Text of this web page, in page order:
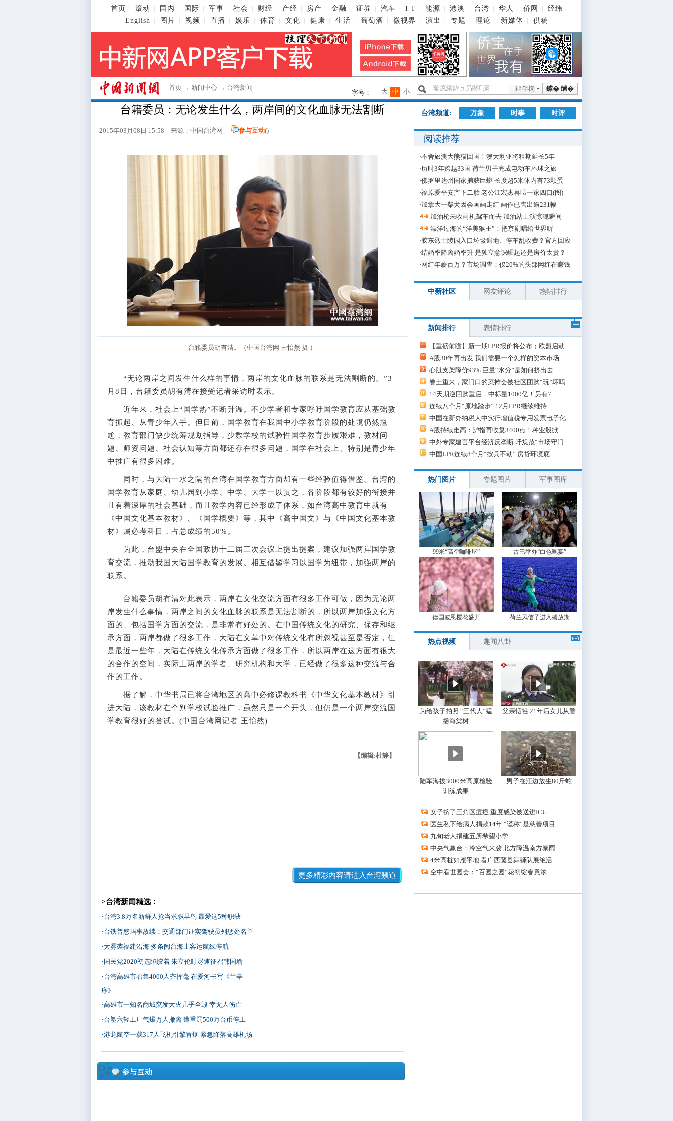
首页 滚动 国内 国际 军事 社会 财经 产经 房产 金融 证券 汽车 I T 能源 港澳 台湾 华人 侨网
经纬
English
图片 视频 直播 娱乐 体育 文化 健康 生活 葡萄酒 微视界 演出 专题 理论 新媒体 供稿
首页 → 新闻中心 → 台湾新闻 鎼� 绱�
鏂伴椈
字号： 小
中
大
台籍委员：无论发生什么，两岸间的文化血脉无法割断
2015年03月08日 15:58 来源：中国台湾网 参与互动()
台籍委员胡有清。（中国台湾网 王怡然 摄 ）
“无论两岸之间发生什么样的事情，两岸的文化血脉的联系是无法割断的。”3
月8日，台籍委员胡有清在接受记者采访时表示。
近年来，社会上“国学热”不断升温。不少学者和专家呼吁国学教育应从基础教
育抓起、从青少年入手。但目前，国学教育在我国中小学教育阶段的处境仍然尴
尬，教育部门缺少统筹规划指导，少数学校的试验性国学教育步履艰难，教材问
题、师资问题、社会认知等方面都还存在很多问题，国学在社会上、特别是青少年
中推广有很多困难。
同时，与大陆一水之隔的台湾在国学教育方面却有一些经验值得借鉴。台湾的
国学教育从家庭、幼儿园到小学、中学、大学一以贯之，各阶段都有较好的衔接并
且有着深厚的社会基础，而且教学内容已经形成了体系，如台湾高中教育中就有
《中国文化基本教材》、《国学概要》等，其中《高中国文》与《中国文化基本教
材》属必考科目，占总成绩的50%。
为此，台盟中央在全国政协十二届三次会议上提出提案，建议加强两岸国学教
育交流，推动我国大陆国学教育的发展。相互借鉴学习以国学为纽带，加强两岸的
联系。
台籍委员胡有清对此表示，两岸在文化交流方面有很多工作可做，因为无论两
岸发生什么事情，两岸之间的文化血脉的联系是无法割断的，所以两岸加强文化方
面的、包括国学方面的交流，是非常有好处的。在中国传统文化的研究、保存和继
承方面，两岸都做了很多工作，大陆在文革中对传统文化有所忽视甚至是否定，但
是最近一些年，大陆在传统文化传承方面做了很多工作，所以两岸在这方面有很大
的合作的空间，实际上两岸的学者、研究机构和大学，已经做了很多这种交流与合
作的工作。
据了解，中华书局已将台湾地区的高中必修课教科书《中华文化基本教材》引
进大陆，该教材在个别学校试验推广，虽然只是一个开头，但仍是一个两岸交流国
学教育很好的尝试。(中国台湾网记者 王怡然)
【编辑:杜静】
更多精彩内容请进入台湾频道
>台湾新闻精选：
·台湾3.8万名新鲜人抢当求职早鸟 最爱这5种职缺
·台铁普悠玛事故续：交通部门证实驾驶员列惩处名单
·大雾袭福建沿海 多条闽台海上客运航线停航
·国民党2020初选陷胶着 朱立伦吁尽速征召韩国瑜
·台湾高雄市召集4000人齐挥毫 在爱河书写《兰亭
序》
·高雄市一知名商城突发大火几乎全毁 幸无人伤亡
·台塑六轻工厂气爆万人撤离 遭重罚500万台币停工
·港龙航空一载317人飞机引擎冒烟 紧急降落高雄机场
台湾频道: 万象 时事 时评
阅读推荐
·不舍旅澳大熊猫回国！澳大利亚将租期延长5年
·历时3年跨越33国 荷兰男子完成电动车环球之旅
·佛罗里达州国家捕获巨蟒 长度超5米体内有73颗蛋
·福原爱平安产下二胎 老公江宏杰喜晒一家四口(图)
·加拿大一柴犬因会画画走红 画作已售出逾231幅
·
加油枪未收司机驾车而去 加油站上演惊魂瞬间
·
漂洋过海的“洋美猴王”：把京剧唱给世界听
·胶东烈士陵园入口垃圾遍地、停车乱收费？官方回应
·结婚率降离婚率升 是独立意识崛起还是房价太贵？
· 网红年薪百万？市场调查：仅20%的头部网红在赚钱
中新社区 网友评论 热帖排行
新闻排行 表情排行
【重磅前瞻】新一期LPR报价将公布；欧盟启动...
A股30年再出发 我们需要一个怎样的资本市场...
心脏支架降价93% 巨量“水分”是如何挤出去...
卷土重来，家门口的菜摊会被社区团购“玩”坏吗...
14天期逆回购重启，中标量1000亿！另有7...
连续八个月“原地踏步” 12月LPR继续维持...
中国在新办纳税人中实行增值税专用发票电子化
A股持续走高：沪指再收复3400点！种业股掀...
中外专家建言平台经济反垄断 吁规范“市场守门...
中国LPR连续8个月“按兵不动” 房贷环境底...
热门图片 专题图片 军事图库
99米“高空咖啡屋” 古巴举办“白色晚宴”
德国波恩樱花盛开 荷兰风信子进入盛放期
热点视频 趣闻八卦
为给孩子拍照 “三代人”猛
摇海棠树
父亲牺牲 21年后女儿从警
陆军海拔3000米高原检验
训练成果
男子在江边放生80斤蛇
·
女子挤了三角区痘痘 重度感染被送进ICU
·
医生私下给病人捐款14年 “谎称”是慈善项目
·
九旬老人捐建五所希望小学
·
中央气象台：冷空气来袭 北方降温南方暴雨
·
4米高桩如履平地 看广西藤县舞狮队展绝活
·
空中看世园会：“百园之园”花初绽春意浓